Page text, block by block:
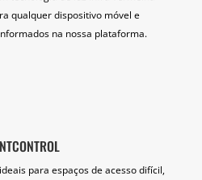
qualquer dispositivo móvel e
na nossa plataforma.
para espaços de acesso difícil,